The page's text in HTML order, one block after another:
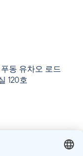
동 유차오 로드
120호